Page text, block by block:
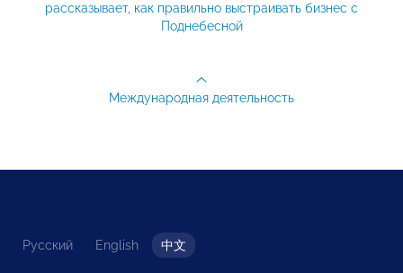
рассказывает, как правильно выстраивать бизнес с
Поднебесной
Международная деятельность
Русский English 中文